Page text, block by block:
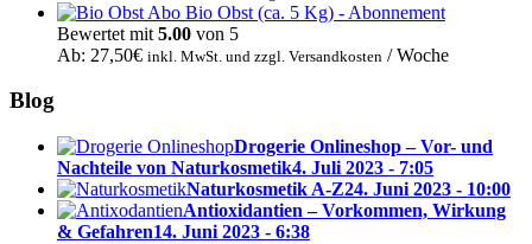
Bio Obst (ca. 5 Kg) - Abonnement
Bewertet mit 5.00 von 5
Ab: 27,50€ inkl. MwSt. und zzgl. Versandkosten / Woche
Blog
Drogerie Onlineshop – Vor- und
Nachteile von Naturkosmetik4. Juli 2023 - 7:05
Naturkosmetik A-Z24. Juni 2023 - 10:00
Antioxidantien – Vorkommen, Wirkung
& Gefahren14. Juni 2023 - 6:38